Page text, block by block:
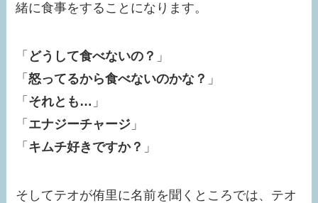
緒に食事をすることになります。
「 どうして食べないの？ 」
「怒ってるから食べないのかな？ 」
「 それとも… 」
「 エナジーチャージ 」
「 キムチ好きですか？ 」
そしてテオが侑里に名前を聞くところでは、テオ